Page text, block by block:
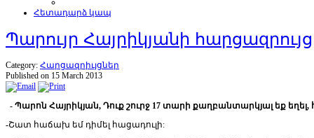
Հետադարձ կապ
Պարույր Հայրիկյանի
Category: Հարցազրիւյցներ
Published on 15 March 2013
- Պարոն Հայրիկյան, Դուք շուրջ 17 տարի քաղբանտարկյալ եք եղել,
-Շատ հաճախ եմ դիմել հացադուլի: